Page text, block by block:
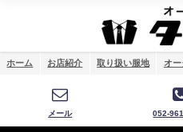
ホーム お店紹介 取り扱い服地 オ
メール 052-